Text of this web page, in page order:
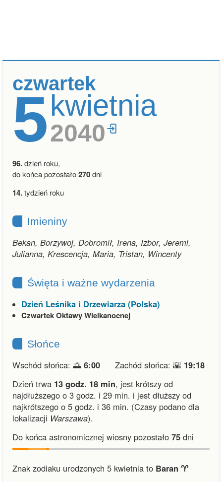
czwartek
5kwietnia
2040
96.dzień roku,
do końca pozostało270dni
14.tydzień roku
Imieniny
Bekan, Borzywoj, Dobromił, Irena, Izbor, Jeremi,
Julianna, Krescencja, Maria, Tristan, Wincenty
Święta i ważne wydarzenia
Dzień Leśnika i Drzewiarza (Polska)
Czwartek Oktawy Wielkanocnej
Słońce
Wschód słońca: 🌅 6:00 Zachód słońca: 🌇 19:18
Dzień trwa 13 godz. 18 min, jest krótszy od
najdłuższego o 3 godz. i 29 min. i jest dłuższy od
najkrótszego o 5 godz. i 36 min. (Czasy podano dla
lokalizacji Warszawa).
Do końca astronomicznej wiosny pozostało 75 dni
Znak zodiaku urodzonych 5 kwietnia to Baran ♈︎